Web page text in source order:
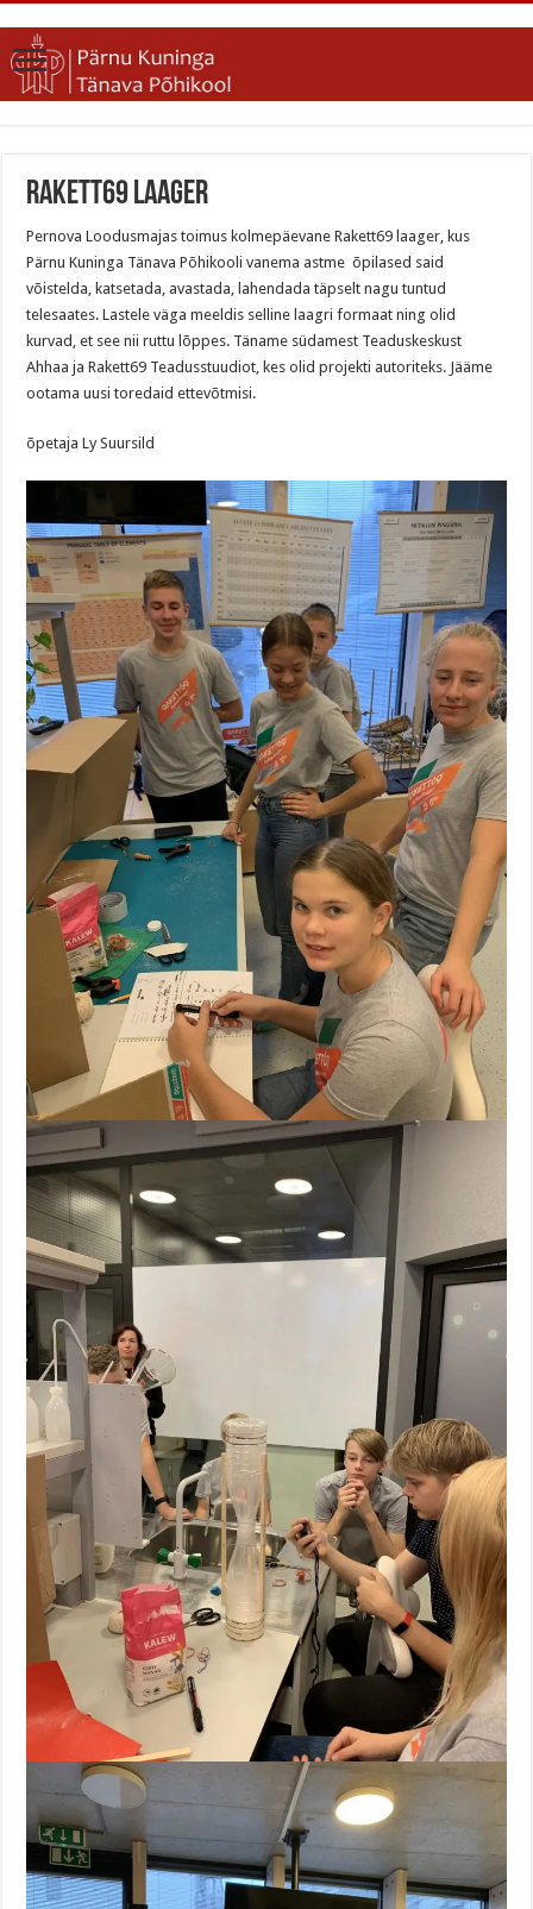
Rakett69 laager
Pernova Loodusmajas toimus kolmepäevane Rakett69 laager, kus
Pärnu Kuninga Tänava Põhikooli vanema astme õpilased said
võistelda, katsetada, avastada, lahendada täpselt nagu tuntud
telesaates. Lastele väga meeldis selline laagri formaat ning olid
kurvad, et see nii ruttu lõppes. Täname südamest Teaduskeskust
Ahhaa ja Rakett69 Teadusstuudiot, kes olid projekti autoriteks. Jääme
ootama uusi toredaid ettevõtmisi.
õpetaja Ly Suursild